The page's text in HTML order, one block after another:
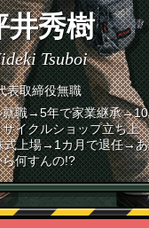
井秀樹
Tsuboi
表取締役無職
就職→5年で家業継承→10
イクルショップ立ち上
式上場→1カ月で退任→あ
何すんの!?